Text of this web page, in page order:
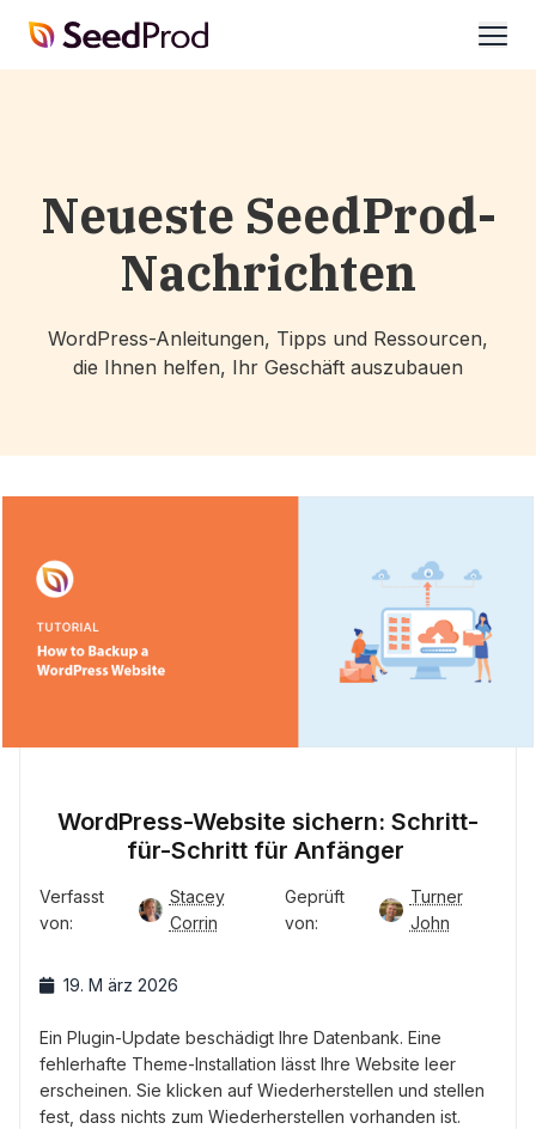
SeedProd
Neueste SeedProd-
Nachrichten
WordPress-Anleitungen, Tipps und Ressourcen,
die Ihnen helfen, Ihr Geschäft auszubauen
WordPress-Website sichern: Schritt-
für-Schritt für Anfänger
Verfasst
von:
Stacey
Corrin
Geprüft
von:
Turner
John
19. M ärz 2026
Ein Plugin-Update beschädigt Ihre Datenbank. Eine
fehlerhafte Theme-Installation lässt Ihre Website leer
erscheinen. Sie klicken auf Wiederherstellen und stellen
fest, dass nichts zum Wiederherstellen vorhanden ist.